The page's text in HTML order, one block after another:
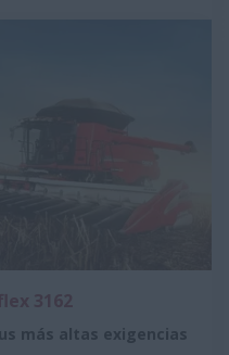
más altas exigencias